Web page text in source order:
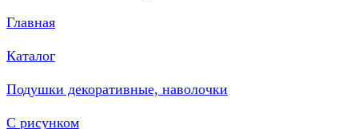
Главная
Каталог
Подушки декоративные, наволочки
С рисунком